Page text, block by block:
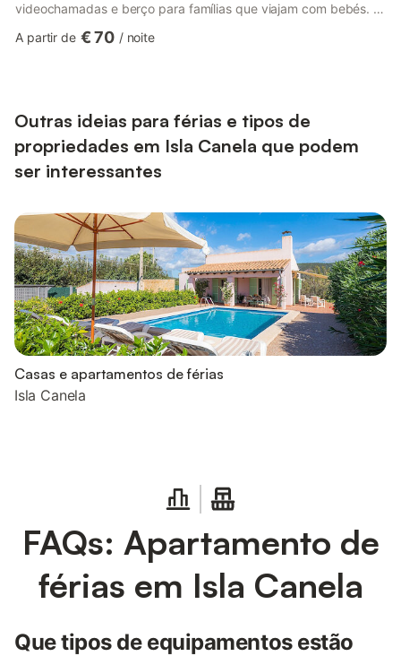
videochamadas e berço para famílias que viajam com bebés. O
ambiente costeiro. O jardim partilhado oferece amplas áreas
disponível ...
A partir de € 70 / noite
Outras ideias para férias e tipos de
propriedades em Isla Canela que podem
ser interessantes
Casas e apartamentos de férias
Isla Canela
FAQs: Apartamento de
férias em Isla Canela
Que tipos de equipamentos estão